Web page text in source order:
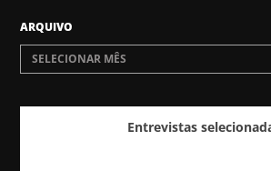
ARQUIVO
SELECIONAR MÊS
Entrevistas